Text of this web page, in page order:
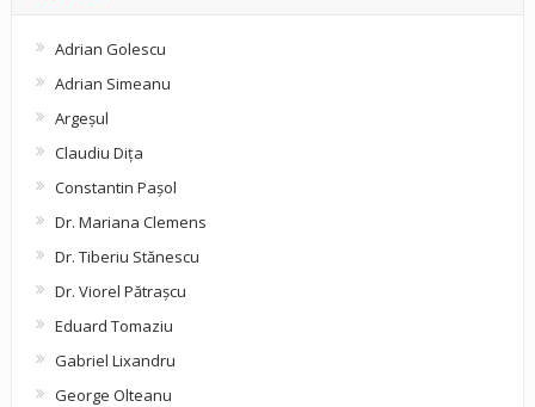
Adrian Golescu
Adrian Simeanu
Argeşul
Claudiu Diţa
Constantin Pașol
Dr. Mariana Clemens
Dr. Tiberiu Stănescu
Dr. Viorel Pătraşcu
Eduard Tomaziu
Gabriel Lixandru
George Olteanu